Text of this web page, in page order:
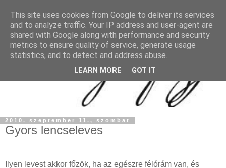
2010. szeptember 11., szombat
Gyors lencseleves
Ilyen levest akkor főzök, ha az egészre félórám van, és
This site uses cookies from Google to deliver its services
and to analyze traffic. Your IP address and user-agent are
shared with Google along with performance and security
metrics to ensure quality of service, generate usage
statistics, and to detect and address abuse.
LEARN MORE GOT IT